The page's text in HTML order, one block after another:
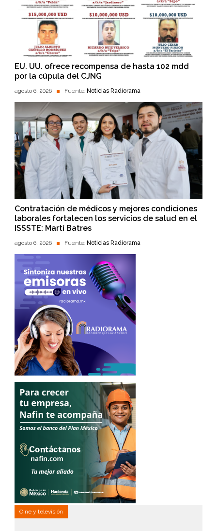
EU. UU. ofrece recompensa de hasta 102 mdd
por la cúpula del CJNG
agosto 6, 2026 Fuente: Noticias Radiorama
Contratación de médicos y mejores condiciones
laborales fortalecen los servicios de salud en el
ISSSTE: Martí Batres
agosto 6, 2026 Fuente: Noticias Radiorama
Cine y televisión